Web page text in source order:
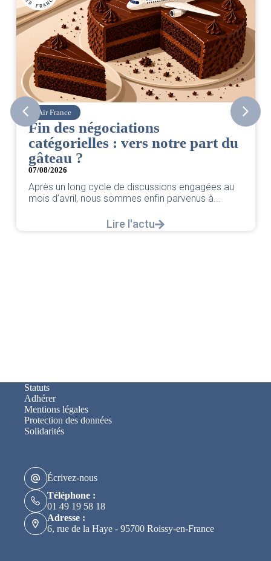
Air France
Fin des négociations
catégorielles : vers notre part du
gâteau ?
07/08/2026
Après un long cycle de discussions engagées au
mois d’avril, nous sommes enfin parvenus à...
Lire l'actu
Statuts
Adhérer
Mentions légales
Protection des données
Solidarités
Écrivez-nous
Téléphone :
01 49 19 58 18
Adresse :
6, rue de la Haye - 95700 Roissy-en-France